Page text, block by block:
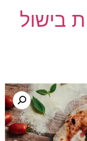
בישול